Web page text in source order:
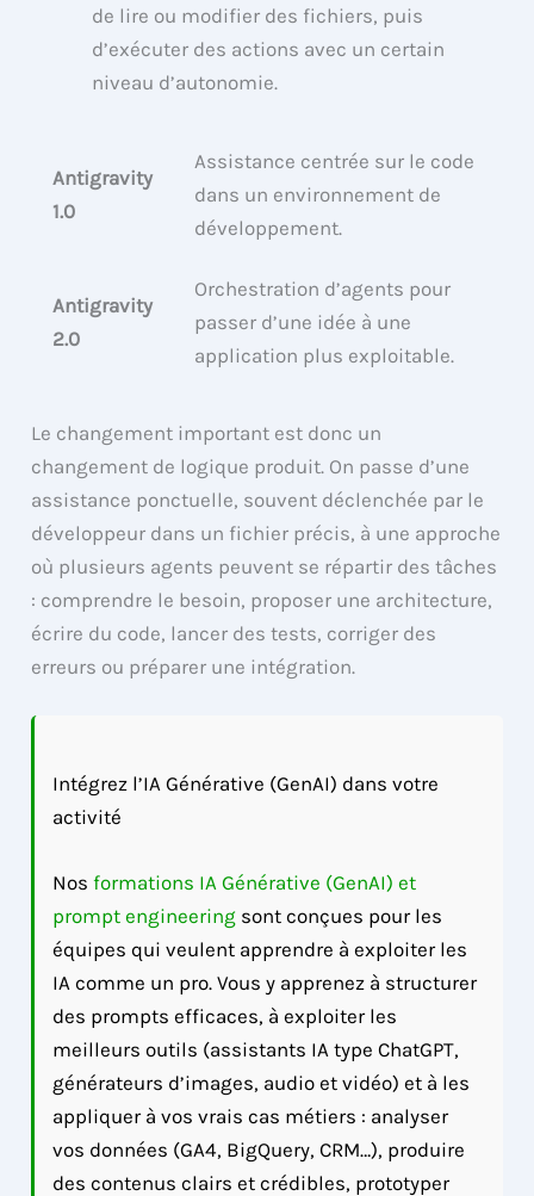
de lire ou modifier des fichiers, puis
d’exécuter des actions avec un certain
niveau d’autonomie.
Antigravity
1.0
Assistance centrée sur le code
dans un environnement de
développement.
Antigravity
2.0
Orchestration d’agents pour
passer d’une idée à une
application plus exploitable.
Le changement important est donc un
changement de logique produit. On passe d’une
assistance ponctuelle, souvent déclenchée par le
développeur dans un fichier précis, à une approche
où plusieurs agents peuvent se répartir des tâches
: comprendre le besoin, proposer une architecture,
écrire du code, lancer des tests, corriger des
erreurs ou préparer une intégration.
Intégrez l’IA Générative (GenAI) dans votre
activité
Nosformations IA Générative (GenAI) et
prompt engineering sont conçues pour les
équipes qui veulent apprendre à exploiter les
IA comme un pro. Vous y apprenez à structurer
des prompts efficaces, à exploiter les
meilleurs outils (assistants IA type ChatGPT,
générateurs d’images, audio et vidéo) et à les
appliquer à vos vrais cas métiers : analyser
vos données (GA4, BigQuery, CRM…), produire
des contenus clairs et crédibles, prototyper